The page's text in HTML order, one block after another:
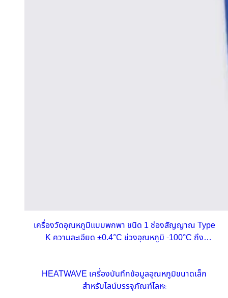
เครื่องวัดอุณหภูมิแบบพกพา ชนิด 1 ช่องสัญญาณ Type
K ความละเอียด ±0.4°C ช่วงอุณหภูมิ -100°C ถึง
HEATWAVE เครื่องบันทึกข้อมูลอุณหภูมิขนาดเล็ก
สำหรับไลน์บรรจุภัณฑ์โลหะ